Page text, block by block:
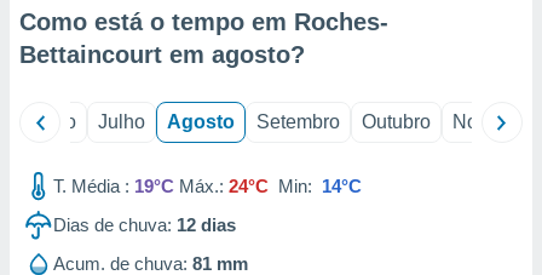
e
de
Como está o tempo em Roches-
Bettaincourt em agosto?
Junho Julho Agosto Setembro Outubro Novembro
T. Média : 19°C Máx.: 24°C Min: 14°C
Dias de chuva: 12 dias
Acum. de chuva: 81 mm